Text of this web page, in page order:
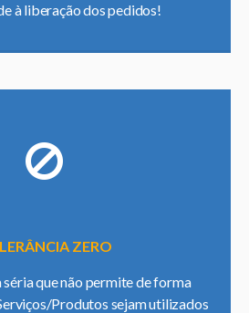
à liberação dos pedidos!
ZERO
séria que não permite de forma
Produtos sejam utilizados